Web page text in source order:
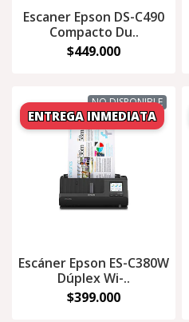
Escaner Epson DS-C490
Compacto Du..
$449.000
NO DISPONIBLE
Escáner Epson ES-C380W
Dúplex Wi-..
$399.000